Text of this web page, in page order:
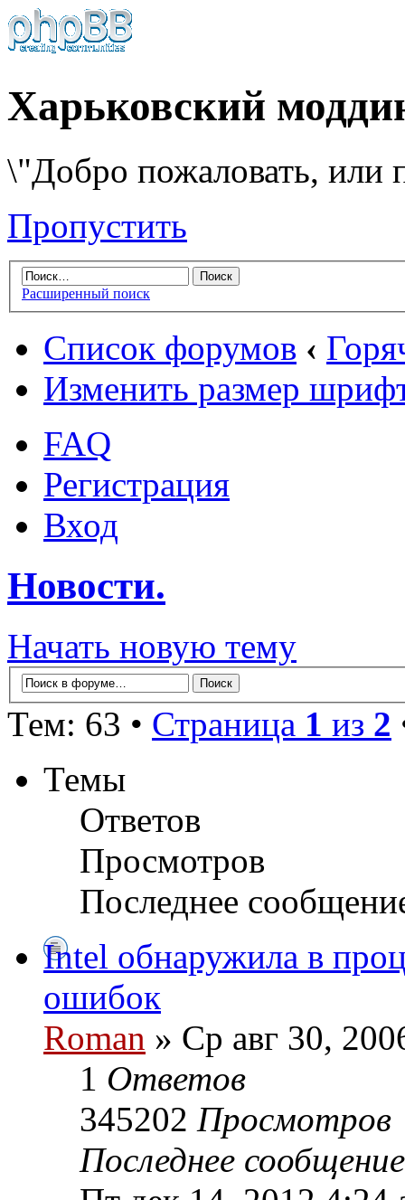
Харьковский
\"Добро пожаловать, или
Пропустить
Расширенный поиск
Список форумов ‹
Изменить размер
FAQ
Регистрация
Вход
Новости.
Начать новую тему
Тем: 63 • Страница 1 из 2
Темы
Ответов
Просмотров
Последнее
Intel обнаружила в
ошибок
Roman » Ср авг 30,
1 Ответов
345202 Просмотров
Последнее